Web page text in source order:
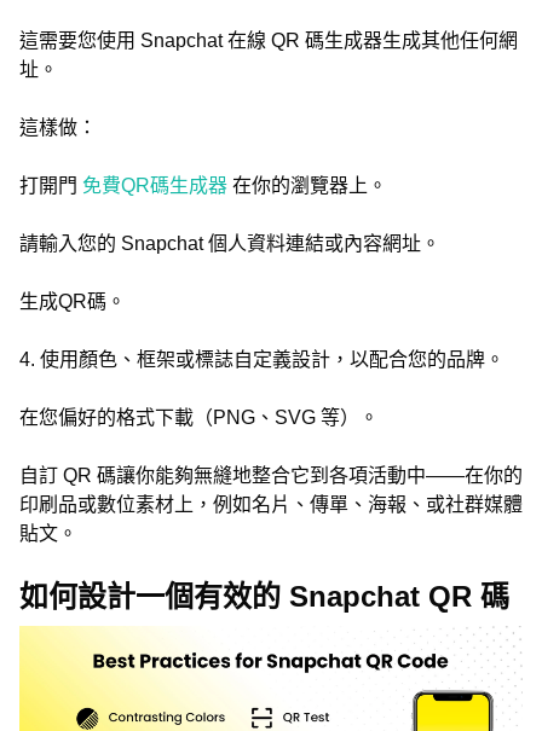
這需要您使用 Snapchat 在線 QR 碼生成器生成其他任何網
址。
這樣做：
打開門 免費QR碼生成器 在你的瀏覽器上。
請輸入您的 Snapchat 個人資料連結或內容網址。
生成QR碼。
4. 使用顏色、框架或標誌自定義設計，以配合您的品牌。
在您偏好的格式下載（PNG、SVG 等）。
自訂 QR 碼讓你能夠無縫地整合它到各項活動中——在你的
印刷品或數位素材上，例如名片、傳單、海報、或社群媒體
貼文。
如何設計一個有效的 Snapchat QR 碼